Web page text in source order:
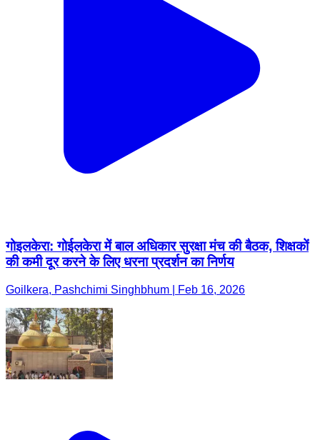
गोइलकेरा: गोईलकेरा में बाल अधिकार सुरक्षा मंच की बैठक, शिक्षकों
की कमी दूर करने के लिए धरना प्रदर्शन का निर्णय
Goilkera, Pashchimi Singhbhum | Feb 16, 2026